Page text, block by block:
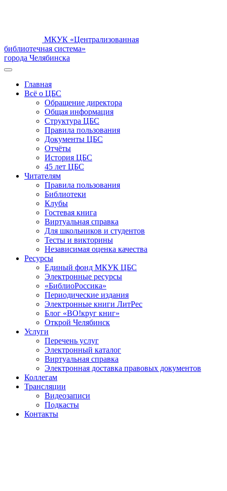
МКУК «Централизованная
библиотечная система»
города Челябинска
Главная
Всё о ЦБС
Обращение директора
Общая информация
Структура ЦБС
Правила пользования
Документы ЦБС
Отчёты
История ЦБС
45 лет ЦБС
Читателям
Правила пользования
Библиотеки
Клубы
Гостевая книга
Виртуальная справка
Для школьников и студентов
Тесты и викторины
Независимая оценка качества
Ресурсы
Единый фонд МКУК ЦБС
Электронные ресурсы
«БиблиоРоссика»
Периодические издания
Электронные книги ЛитРес
Блог «ВО!круг книг»
Открой Челябинск
Услуги
Перечень услуг
Электронный каталог
Виртуальная справка
Электронная доставка правовых документов
Коллегам
Трансляции
Видеозаписи
Подкасты
Контакты